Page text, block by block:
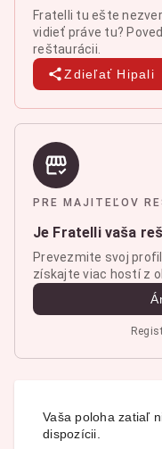
Fratelli tu ešte
vidieť práve tu?
reštaurácii.
Zdieľať Hipali
PRE MAJITEĽOV
Je Fratelli vaša
Prevezmite svoj
získajte viac hostí z
Vaša poloha zatiaľ
dispozícii.